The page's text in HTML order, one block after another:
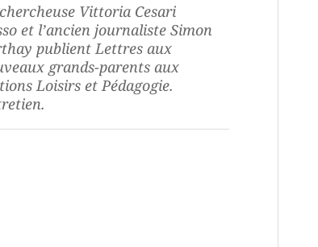
Vittoria Cesari
et l’ancien journaliste Simon
publientLettres aux
grands-parentsaux
Loisirs et Pédagogie.